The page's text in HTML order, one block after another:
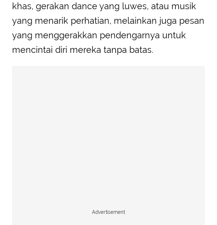
khas, gerakan dance yang luwes, atau musik
yang menarik perhatian, melainkan juga pesan
yang menggerakkan pendengarnya untuk
mencintai diri mereka tanpa batas.
Advertisement